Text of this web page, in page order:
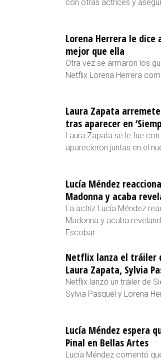
con otras actrices y
Lorena Herrera le dice
mejor que ella
Otra vez se armaron los
Netflix Lorena Herrera
Laura Zapata
tras aparecer en
Laura Zapata se le fue
aparecieron juntas en el
Lucía Méndez
Madonna y acaba
La actriz Lucía Méndez
Madonna y acaba
Escobar
Netflix lanza el tráiler
Laura Zapata, Sylvia
Netflix lanzó un tráiler de
Sylvia Pasquel y Lorena
Lucía Méndez espera
Pinal en Bellas Artes
Lucía Méndez comentó